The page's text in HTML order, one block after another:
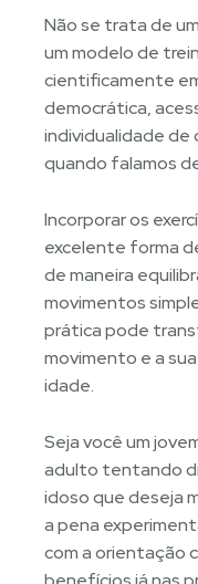
Não se trata de
um modelo de
cientificamente
democrática,
individualidade de
quando falamos
Incorporar os
excelente forma
de maneira
movimentos
prática pode
movimento e a
idade.
Seja você um
adulto tentando
idoso que deseja
a pena
com a orientação